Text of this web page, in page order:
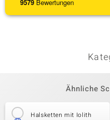
9579 Bewertungen
Ähnliche
Halsketten mit Iolith